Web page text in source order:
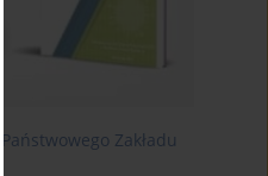
Państwowego Zakładu